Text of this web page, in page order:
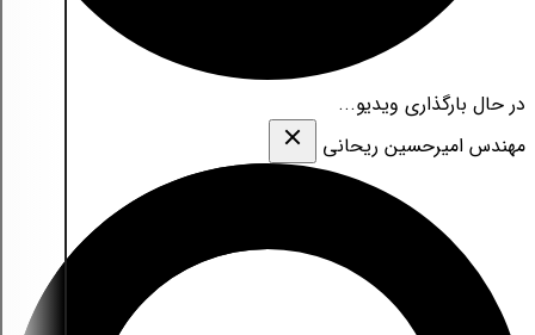
در حال بارگذاری ویدیو...
مهندس امیرحسین ریحانی